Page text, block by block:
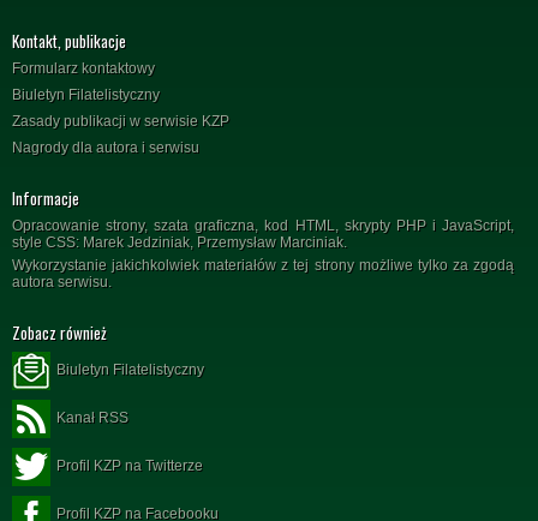
Kontakt, publikacje
Formularz kontaktowy
Biuletyn Filatelistyczny
Zasady publikacji w serwisie KZP
Nagrody dla autora i serwisu
Informacje
Opracowanie strony, szata graficzna, kod HTML, skrypty PHP i JavaScript,
style CSS: Marek Jedziniak, Przemysław Marciniak.
Wykorzystanie jakichkolwiek materiałów z tej strony możliwe tylko za zgodą
autora serwisu.
Zobacz również
Biuletyn Filatelistyczny
Kanał RSS
Profil KZP na Twitterze
Profil KZP na Facebooku